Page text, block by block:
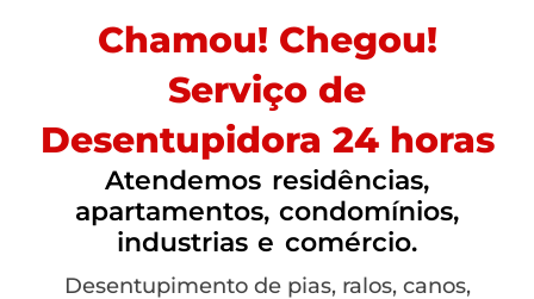
Chamou! Chegou!
Serviço de
Desentupidora 24 horas
Atendemos residências,
apartamentos, condomínios,
industrias e comércio.
Desentupimento de pias, ralos, canos,